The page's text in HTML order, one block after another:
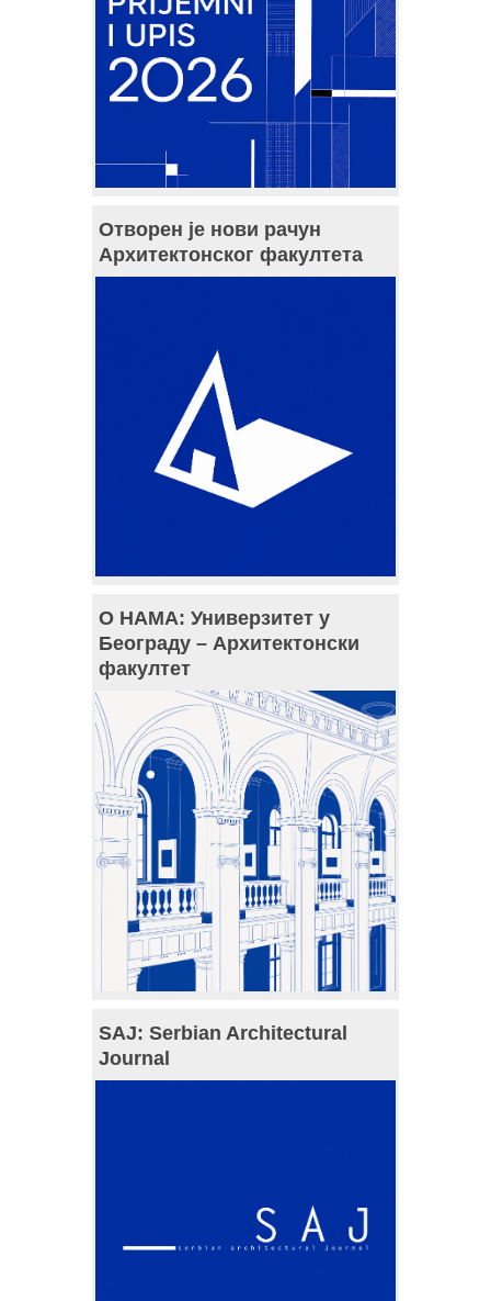
Отворен је нови рачун
Архитектонског факултета
О НАМА: Универзитет у
Београду – Архитектонски
факултет
SAJ: Serbian Architectural
Journal